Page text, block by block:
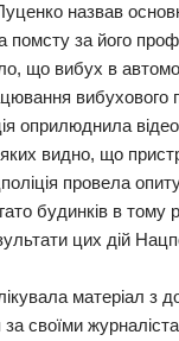
назвав
за його
що вибух в
вибухового
оприлюднила
видно, що
провела
будинків в тому
цих дій
матеріал з
своїми